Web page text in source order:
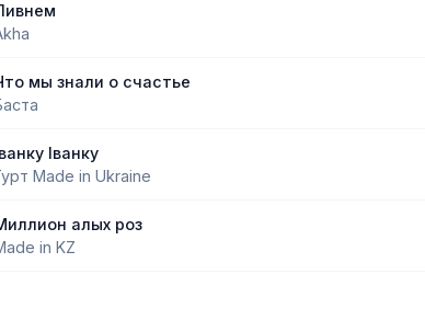
мы знали о счастье
Іванку
Made in Ukraine
алых роз
in KZ